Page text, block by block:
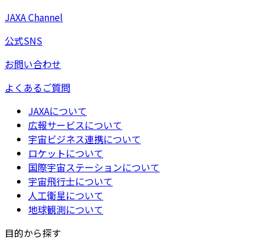
JAXA Channel
公式SNS
お問い合わせ
よくあるご質問
JAXAについて
広報サービスについて
宇宙ビジネス連携について
ロケットについて
国際宇宙ステーションについて
宇宙飛行士について
人工衛星について
地球観測について
目的から探す